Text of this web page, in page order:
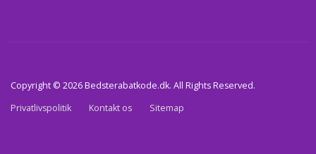
Copyright © 2026 Bedsterabatkode.dk. All Rights Reserved.
Privatlivspolitik
Kontakt os Sitemap